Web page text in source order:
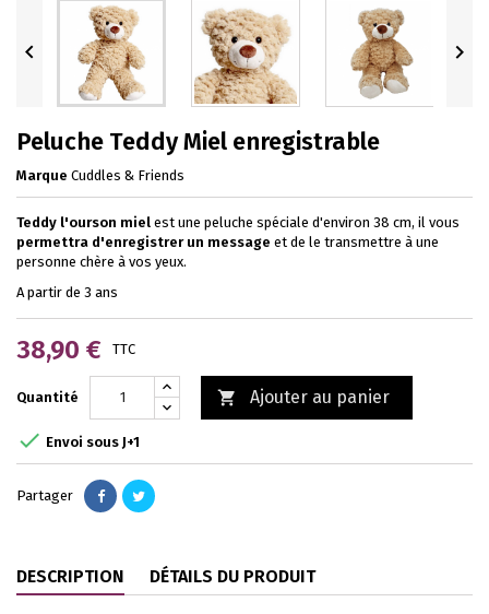
 
Peluche Teddy Miel enregistrable
Marque Cuddles & Friends
Teddy l'ourson miel est une peluche spéciale d'environ 38 cm, il vous
permettra d'enregistrer un message et de le transmettre à une
personne chère à vos yeux.
A partir de 3 ans
38,90 € TTC
Quantité  Ajouter au panier
 Envoi sous J+1
Partager
DESCRIPTION DÉTAILS DU PRODUIT